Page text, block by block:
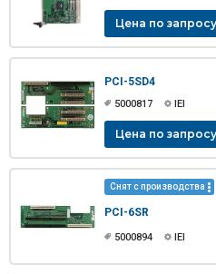
Цена по запросу
PCI-5SD4
5000817 IEI
Цена по запросу
Снят с производства
PCI-6SR
5000894 IEI